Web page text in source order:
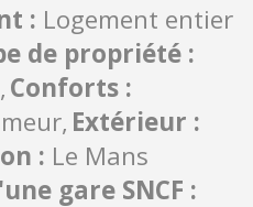
: Logement entier
de propriété :
Conforts :
Extérieur :
: Le Mans
gare SNCF :